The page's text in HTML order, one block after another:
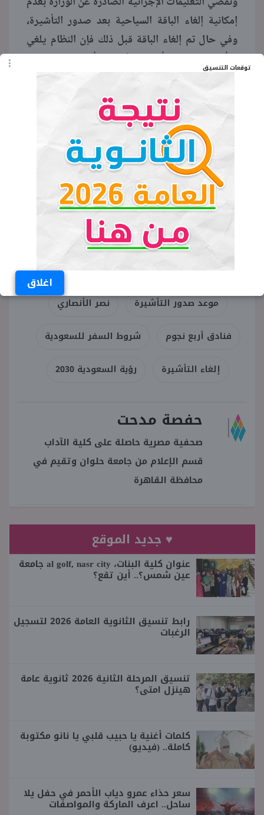
توقعات التنسيق
اغلاق
إمكانية إلغاء الباقة السياحية بعد صدور التأشيرة،
وفي حال تم إلغاء الباقة قبل ذلك فإن النظام يلغي
التأشيرة تلقائيا. وأوضح الأنصاري أن تقديم الخدمة
يتم حصريا عبر مقدمي خدمات السياحة والسفر
المعتمدين. وتهدف هذه الخطوة إلى تمكين المسافر
الدولي من تنظيم رحلته عبر مسار واحد يجمع
المتطلبات كافة، إلى جانب فتح فرص عملية لوكالات
السفر لتصميم باقات شاملة تلبي طلبات الزوار
المباشرة.
الكلمات المفتاحية
تأشيرة الباقات السياحية السعودية
وزارة السياحة السعودية
موعد صدور التأشيرة نصر الأنصاري
فنادق أربع نجوم شروط السفر للسعودية
إلغاء التأشيرة رؤية السعودية 2030
حفصة مدحت
صحفية مصرية حاصلة على كلية الآداب
قسم الإعلام من جامعة حلوان وتقيم في
محافظة القاهرة
♥ جديد الموقع
عنوان كلية البنات، al golf, nasr city جامعة
عين شمس؟.. أين تقع؟
رابط تنسيق الثانوية العامة 2026 لتسجيل
الرغبات
تنسيق المرحلة الثانية 2026 ثانوية عامة
هينزل امتى؟
كلمات أغنية يا حبيب قلبي يا نانو مكتوبة
كاملة.. (فيديو)
سعر حذاء عمرو دياب الأحمر في حفل يلا
ساحل.. اعرف الماركة والمواصفات